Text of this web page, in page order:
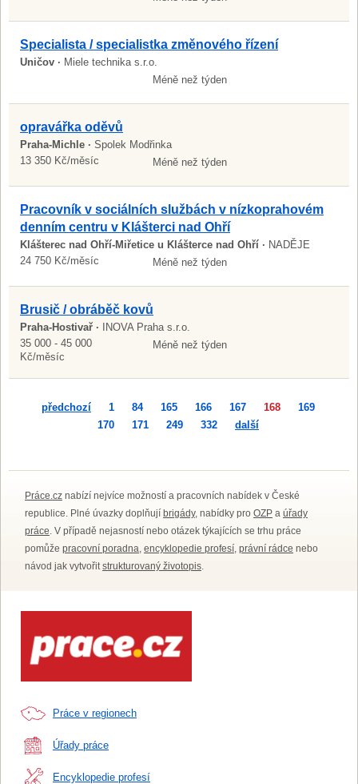
Specialista / specialistka změnového řízení
Uničov · Miele technika s.r.o.
Méně než týden
opravářka oděvů
Praha-Michle · Spolek Modřinka
13 350 Kč/měsíc
Méně než týden
Pracovník v sociálních službách v nízkoprahovém
denním centru v Klášterci nad Ohří
Klášterec nad Ohří-Miřetice u Klášterce nad Ohří · NADĚJE
24 750 Kč/měsíc
Méně než týden
Brusič / obráběč kovů
Praha-Hostivař ·
INOVA Praha s.r.o.
35 000 - 45 000
Kč/měsíc
Méně než týden
předchozí 1 84 165 166 167 168
169
170
171 249 332 další
Práce.cz nabízí nejvíce možností a pracovních nabídek v České
republice. Plné úvazky doplňují brigády, nabídky pro OZP a úřady
práce. V případě nejasností nebo otázek týkajících se trhu práce
pomůže pracovní poradna, encyklopedie profesí, právní rádce nebo
návod jak vytvořitstrukturovaný životopis.
Práce v regionech
Úřady práce
Encyklopedie profesí